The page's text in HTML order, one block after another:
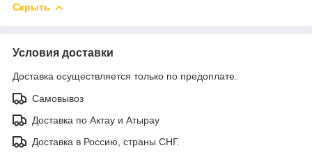
Скрыть
Условия доставки
Доставка осуществляется только по предоплате.
Самовывоз
Доставка по Актау и Атырау
Доставка в Россию, страны СНГ.